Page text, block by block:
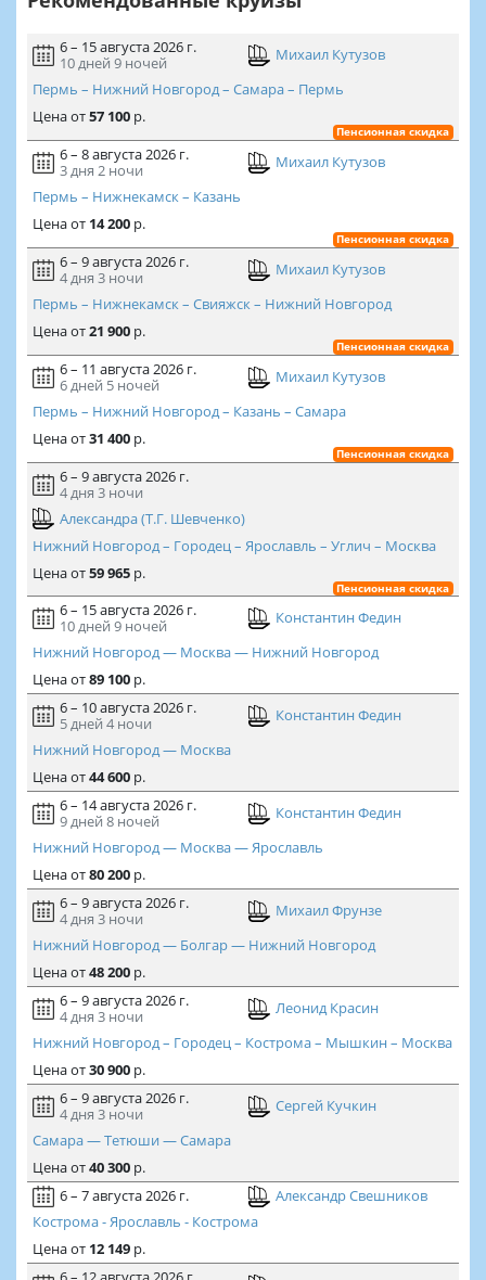
6 – 15 августа 2026 г.
10 дней 9 ночей
Михаил Кутузов
Пермь – Нижний Новгород – Самара – Пермь
Ценаот57 100р.
Пенсионная скидка
6 – 8 августа 2026 г.
3 дня 2 ночи
Михаил Кутузов
Пермь – Нижнекамск – Казань
Ценаот 14 200р.
Пенсионная скидка
6 – 9 августа 2026 г.
4 дня 3 ночи
Михаил Кутузов
Пермь – Нижнекамск – Свияжск – Нижний Новгород
Ценаот21 900р.
Пенсионная скидка
6 – 11 августа 2026 г.
6 дней 5 ночей
Михаил Кутузов
Пермь – Нижний Новгород – Казань – Самара
Ценаот31 400р.
Пенсионная скидка
6 – 9 августа 2026 г.
4 дня 3 ночи
Александра (Т.Г. Шевченко)
Нижний Новгород – Городец – Ярославль – Углич – Москва
Ценаот59 965р.
Пенсионная скидка
6 – 15 августа 2026 г.
10 дней 9 ночей
Константин Федин
Нижний Новгород — Москва — Нижний Новгород
Ценаот89 100р.
6 – 10 августа 2026 г.
5 дней 4 ночи
Константин Федин
Нижний Новгород — Москва
Ценаот44 600р.
6 – 14 августа 2026 г.
9 дней 8 ночей
Константин Федин
Нижний Новгород — Москва — Ярославль
Ценаот80 200р.
6 – 9 августа 2026 г.
4 дня 3 ночи
Михаил Фрунзе
Нижний Новгород — Болгар — Нижний Новгород
Ценаот48 200р.
6 – 9 августа 2026 г.
4 дня 3 ночи
Леонид Красин
Нижний Новгород – Городец – Кострома – Мышкин – Москва
Ценаот30 900р.
6 – 9 августа 2026 г.
4 дня 3 ночи
Сергей Кучкин
Самара — Тетюши — Самара
Ценаот40 300р.
6 – 7 августа 2026 г.
Александр Свешников
Кострома - Ярославль - Кострома
Ценаот 12 149р.